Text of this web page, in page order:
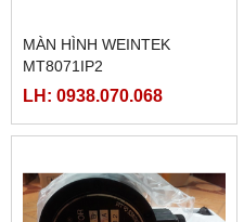
MÀN HÌNH WEINTEK
MT8071IP2
LH: 0938.070.068